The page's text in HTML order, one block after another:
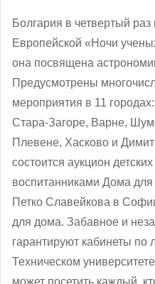
Болгария в четвертый раз
Европейской «Ночи
она посвящена
Предусмотрены
мероприятия в 11
Стара-Загоре, Варне,
Плевене, Хасково и
состоится аукцион
воспитанниками Дома
Петко Славейкова в
для дома. Забавное и
гарантируют кабинеты по
Техническом
может посетить каждый,